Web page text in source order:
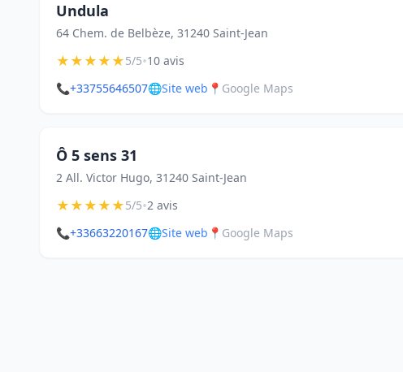
Undula
64 Chem. de Belbèze, 31240 Saint-Jean
★★★★★5/5•10 avis
📞+33755646507🌐Site web 📍 Google Maps
Ô 5 sens 31
2 All. Victor Hugo, 31240 Saint-Jean
★★★★★5/5•2 avis
📞+33663220167🌐Site web 📍 Google Maps